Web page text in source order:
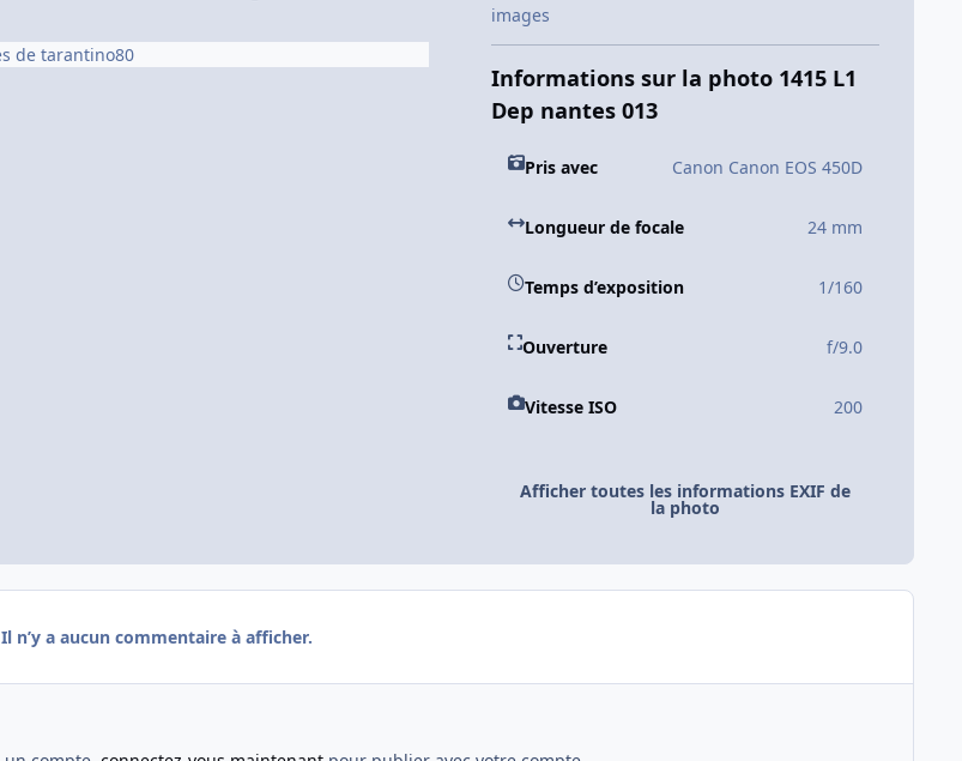
de tarantino80
images
Informations sur la photo 1415 L1
Dep nantes 013
Pris avec Canon Canon EOS 450D
Longueur de focale 24 mm
Temps d’exposition 1/160
Ouverture f/9.0
Vitesse ISO 200
Afficher toutes les informations EXIF de
la photo
Il n’y a aucun commentaire à afficher.